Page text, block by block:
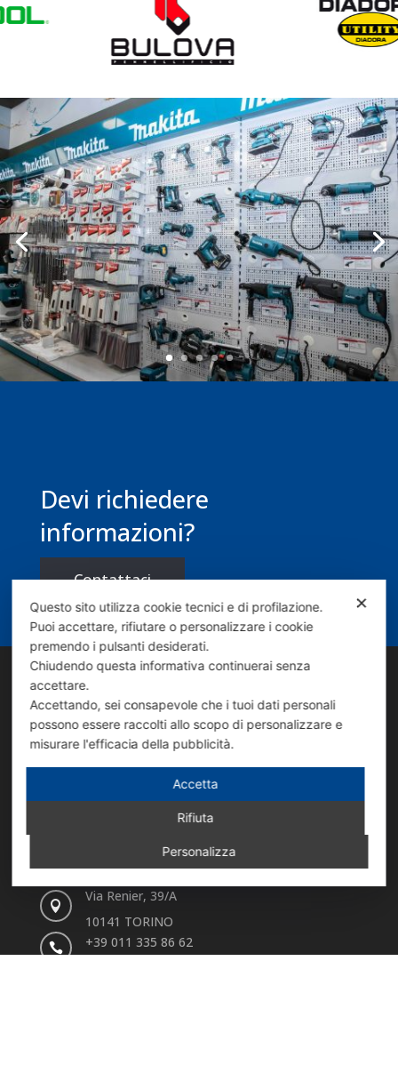
Devi richiedere
informazioni?
Contattaci
50 anni di leadership nazionale in cui la
mission è rimasta sempre la stessa: quella di
essere solidi, innovativi e tecnologicamente
SEDE DI VIA RENIER

Via Renier, 39/A
10141 TORINO
 +39 011 335 86 62
✕
Questo sito utilizza cookie tecnici e di profilazione.
Puoi accettare, rifiutare o personalizzare i cookie
premendo i pulsanti desiderati.
Chiudendo questa informativa continuerai senza
accettare.
Accettando, sei consapevole che i tuoi dati personali
possono essere raccolti allo scopo di personalizzare e
misurare l'efficacia della pubblicità.
Accetta
Rifiuta
Personalizza